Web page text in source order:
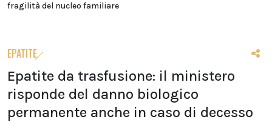
fragilità del nucleo familiare
EPATITE
Epatite da trasfusione: il ministero
risponde del danno biologico
permanente anche in caso di decesso